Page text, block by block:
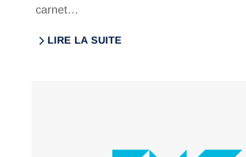
carnet…
LIRE LA SUITE